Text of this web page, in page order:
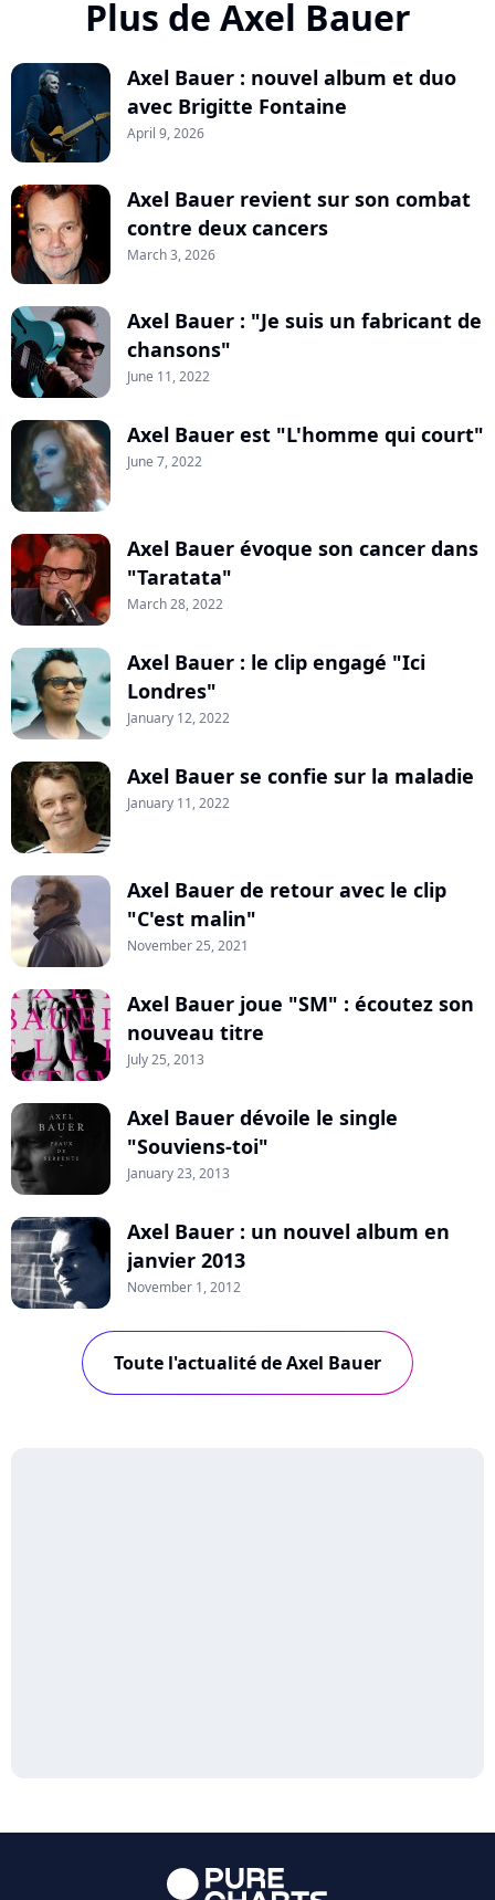
Plus de Axel Bauer
Axel Bauer : nouvel album et duo
avec Brigitte Fontaine
April 9, 2026
Axel Bauer revient sur son combat
contre deux cancers
March 3, 2026
Axel Bauer : "Je suis un fabricant de
chansons"
June 11, 2022
Axel Bauer est "L'homme qui court"
June 7, 2022
Axel Bauer évoque son cancer dans
"Taratata"
March 28, 2022
Axel Bauer : le clip engagé "Ici
Londres"
January 12, 2022
Axel Bauer se confie sur la maladie
January 11, 2022
Axel Bauer de retour avec le clip
"C'est malin"
November 25, 2021
Axel Bauer joue "SM" : écoutez son
nouveau titre
July 25, 2013
Axel Bauer dévoile le single
"Souviens-toi"
January 23, 2013
Axel Bauer : un nouvel album en
janvier 2013
November 1, 2012
Toute l'actualité de Axel Bauer